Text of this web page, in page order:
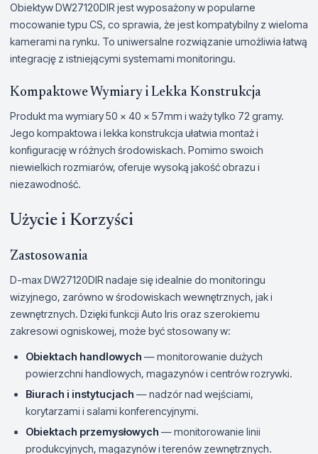
Obiektyw DW27120DIR jest wyposażony w popularne
mocowanie typu CS, co sprawia, że jest kompatybilny z wieloma
kamerami na rynku. To uniwersalne rozwiązanie umożliwia łatwą
integrację z istniejącymi systemami monitoringu.
Kompaktowe Wymiary i Lekka Konstrukcja
Produkt ma wymiary 50 x 40 x 57mm i waży tylko 72 gramy.
Jego kompaktowa i lekka konstrukcja ułatwia montaż i
konfigurację w różnych środowiskach. Pomimo swoich
niewielkich rozmiarów, oferuje wysoką jakość obrazu i
niezawodność.
Użycie i Korzyści
Zastosowania
D-max DW27120DIR nadaje się idealnie do monitoringu
wizyjnego, zarówno w środowiskach wewnętrznych, jak i
zewnętrznych. Dzięki funkcji Auto Iris oraz szerokiemu
zakresowi ogniskowej, może być stosowany w:
Obiektach handlowych — monitorowanie dużych
powierzchni handlowych, magazynów i centrów rozrywki.
Biurach i instytucjach — nadzór nad wejściami,
korytarzami i salami konferencyjnymi.
Obiektach przemysłowych — monitorowanie linii
produkcyjnych, magazynów i terenów zewnętrznych.